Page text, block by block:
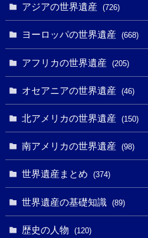
アジアの世界遺産 (726)
(6)
(10)
(10)
ヨーロッパの世界遺産 (668)
(4)
(3)
(1)
(43)
アフリカの世界遺産 (205)
(8)
(1)
(32)
(13)
オセアニアの世界遺産 (46)
(25)
(6)
北アメリカの世界遺産 (150)
(31)
南アメリカの世界遺産 (98)
(4)
世界遺産まとめ (374)
世界遺産の基礎知識 (89)
歴史の人物 (120)